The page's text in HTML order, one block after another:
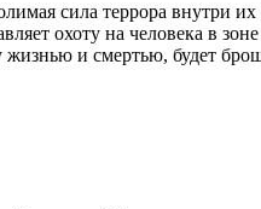
сила террора внутри их
охоту на человека в
и смертью, будет